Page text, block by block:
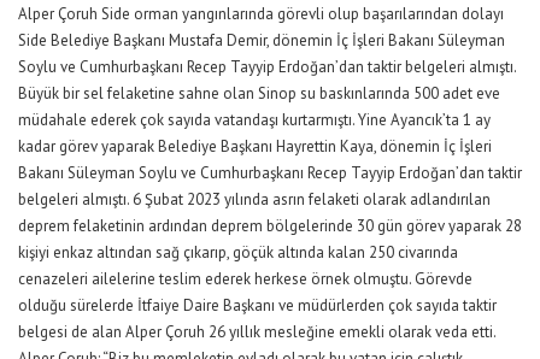
Alper Çoruh Side orman yangınlarında görevli olup başarılarından dolayı
Side Belediye Başkanı Mustafa Demir, dönemin İç İşleri Bakanı Süleyman
Soylu ve Cumhurbaşkanı Recep Tayyip Erdoğan’dan taktir belgeleri almıştı.
Büyük bir sel felaketine sahne olan Sinop su baskınlarında 500 adet eve
müdahale ederek çok sayıda vatandaşı kurtarmıştı. Yine Ayancık’ta 1 ay
kadar görev yaparak Belediye Başkanı Hayrettin Kaya, dönemin İç İşleri
Bakanı Süleyman Soylu ve Cumhurbaşkanı Recep Tayyip Erdoğan’dan taktir
belgeleri almıştı. 6 Şubat 2023 yılında asrın felaketi olarak adlandırılan
deprem felaketinin ardından deprem bölgelerinde 30 gün görev yaparak 28
kişiyi enkaz altından sağ çıkarıp, göçük altında kalan 250 civarında
cenazeleri ailelerine teslim ederek herkese örnek olmuştu. Görevde
olduğu sürelerde İtfaiye Daire Başkanı ve müdürlerden çok sayıda taktir
belgesi de alan Alper Çoruh 26 yıllık mesleğine emekli olarak veda etti.